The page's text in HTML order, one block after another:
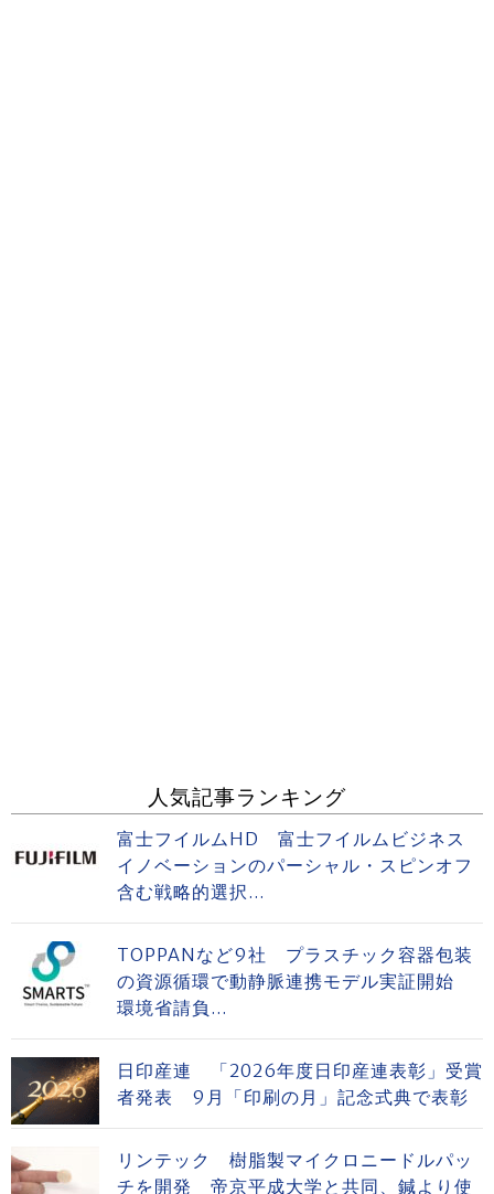
人気記事ランキング
富士フイルムHD 富士フイルムビジネス
イノベーションのパーシャル・スピンオフ
含む戦略的選択...
TOPPANなど9社 プラスチック容器包装
の資源循環で動静脈連携モデル実証開始
環境省請負...
日印産連 「2026年度日印産連表彰」受賞
者発表 9月「印刷の月」記念式典で表彰
リンテック 樹脂製マイクロニードルパッ
チを開発 帝京平成大学と共同、鍼より使